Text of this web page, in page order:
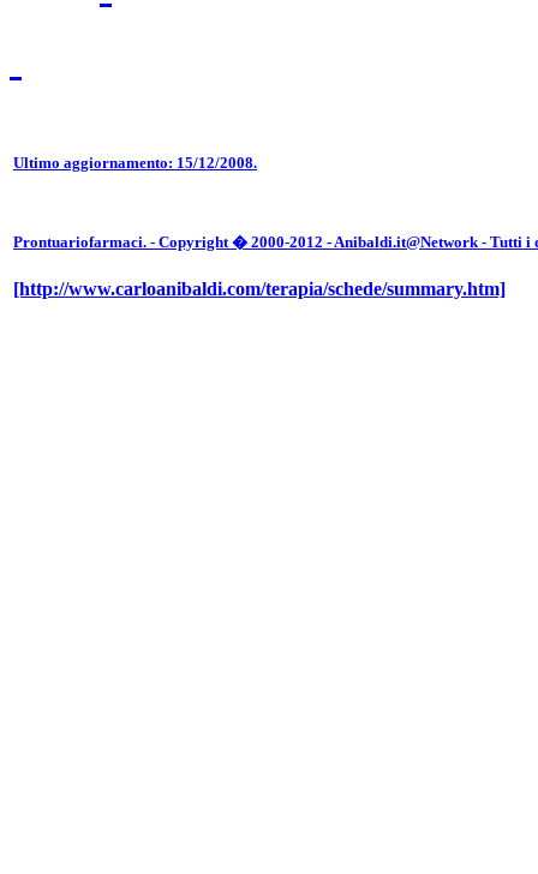
Ultimo aggiornamento: 15/12/2008.
Prontuariofarmaci. - Copyright � 2000-2012 - Anibaldi.it@Network - Tutti
[http://www.carloanibaldi.com/terapia/schede/summary.htm]